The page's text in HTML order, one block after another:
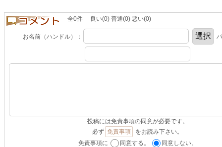
全0件 良い(0) 普通(0) 悪い(0)
お名前（ハンドル）：
投稿には免責事項の同意が必要です。
必ず 免責事項
をお読み下さい。
免責事項に
同意する。 同意しない。